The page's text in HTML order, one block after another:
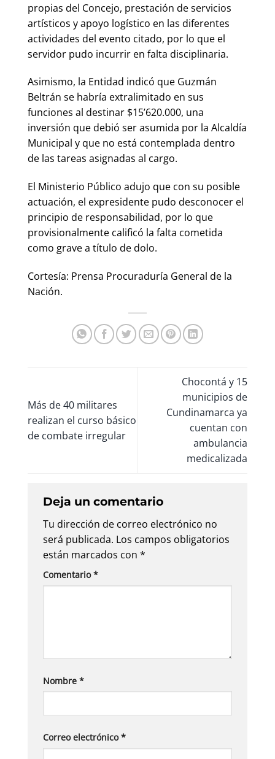
propias del Concejo, prestación de servicios
artísticos y apoyo logístico en las diferentes
actividades del evento citado, por lo que el
servidor pudo incurrir en falta disciplinaria.
Asimismo, la Entidad indicó que Guzmán
Beltrán se habría extralimitado en sus
funciones al destinar $15’620.000, una
inversión que debió ser asumida por la Alcaldía
Municipal y que no está contemplada dentro
de las tareas asignadas al cargo.
El Ministerio Público adujo que con su posible
actuación, el expresidente pudo desconocer el
principio de responsabilidad, por lo que
provisionalmente calificó la falta cometida
como grave a título de dolo.
Cortesía: Prensa Procuraduría General de la
Nación.
Más de 40 militares
realizan el curso básico
de combate irregular
Chocontá y 15
municipios de
Cundinamarca ya
cuentan con
ambulancia
medicalizada
Deja un comentario
Tu dirección de correo electrónico no
será publicada. Los campos obligatorios
están marcados con *
Comentario*
Nombre *
Correo electrónico*